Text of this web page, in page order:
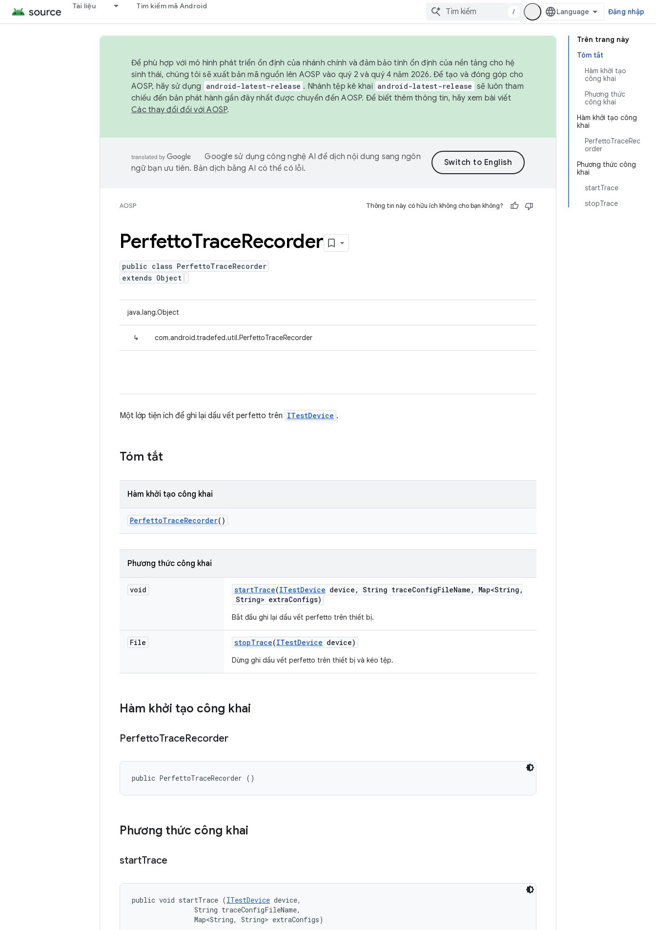
Tài liệu Tìm kiếm mã Android
/ Đăng nhập
Trên trang này
Tóm tắt
Hàm khởi tạo
công khai
Phương thức
công khai
Hàm khởi tạo công
khai
PerfettoTraceRec
order
Phương thức công
khai
startTrace
stopTrace
Để phù hợp với mô hình phát triển ổn định của nhánh chính và đảm bảo tính ổn định của nền tảng cho hệ
sinh thái, chúng tôi sẽ xuất bản mã nguồn lên AOSP vào quý 2 và quý 4 năm 2026. Để tạo và đóng góp cho
AOSP, hãy sử dụng
android-latest-release . Nhánh tệp kê khai android-latest-release sẽ luôn tham
chiếu đến bản phát hành gần đây nhất được chuyển đến AOSP. Để biết thêm thông tin, hãy xem bài viết
Các thay đổi đối với AOSP.
Google sử dụng công nghệ AI để dịch nội dung sang ngôn
ngữ bạn ưu tiên. Bản dịch bằng AI có thể có lỗi.
AOSP Thông tin này có hữu ích không cho bạn không?
PerfettoTraceRecorder
public class PerfettoTraceRecorder
extends Object
java.lang.Object
↳ com.android.tradefed.util.PerfettoTraceRecorder
Một lớp tiện ích để ghi lại dấu vết perfetto trên ITestDevice .
Tóm tắt
Hàm khởi tạo công khai
PerfettoTraceRecorder()
Phương thức công khai
void startTrace(ITestDevice device , String traceConfigFileName , Map<String ,
String> extraConfigs)
Bắt đầu ghi lại dấu vết perfetto trên thiết bị.
File stopTrace(ITestDevice device)
Dừng ghi dấu vết perfetto trên thiết bị và kéo tệp.
Hàm khởi tạo công khai
PerfettoTraceRecorder
public PerfettoTraceRecorder ()
Phương thức công khai
startTrace
public void startTrace (ITestDevice device,
                String traceConfigFileName,
                Map<String, String> extraConfigs)